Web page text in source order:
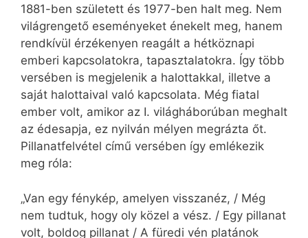
1881-ben született és 1977-ben halt meg. Nem
világrengető eseményeket énekelt meg, hanem
rendkívül érzékenyen reagált a hétköznapi
emberi kapcsolatokra, tapasztalatokra. Így több
versében is megjelenik a halottakkal, illetve a
saját halottaival való kapcsolata. Még fiatal
ember volt, amikor az I. világháborúban meghalt
az édesapja, ez nyilván mélyen megrázta őt.
Pillanatfelvétel című versében így emlékezik
meg róla:
„Van egy fénykép, amelyen visszanéz, / Még
nem tudtuk, hogy oly közel a vész. / Egy pillanat
volt, boldog pillanat / A füredi vén platánok